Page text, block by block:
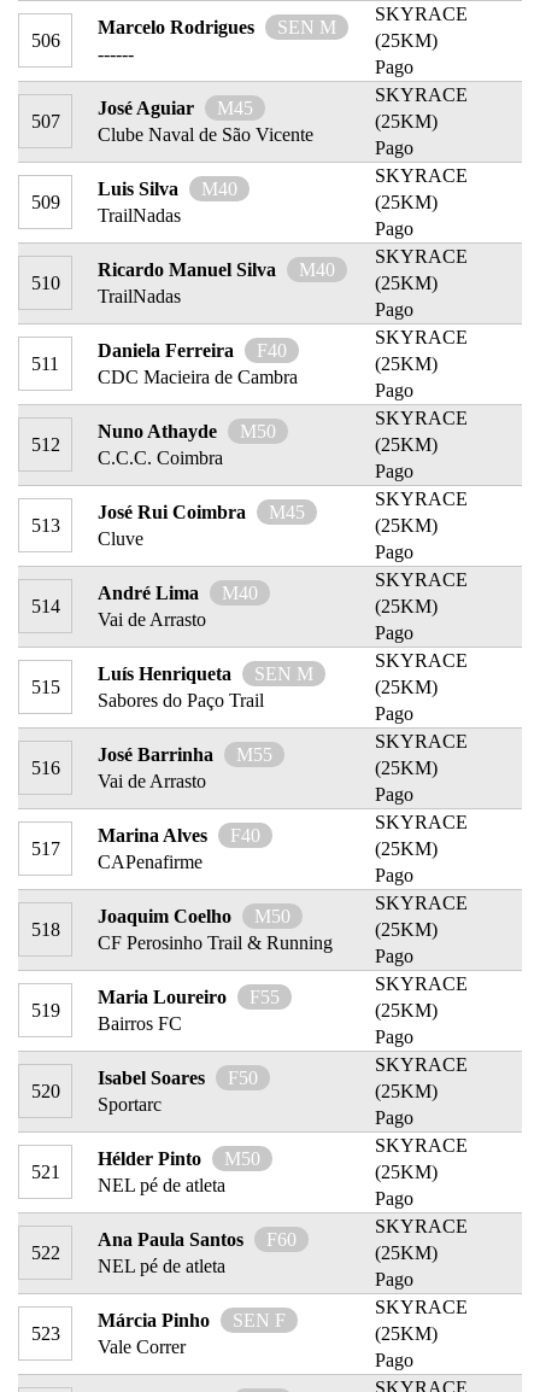
506
Marcelo Rodrigues
SEN M
------
SKYRACE
(25KM)
Pago
507
José Aguiar
M45
Clube Naval de São Vicente
SKYRACE
(25KM)
Pago
509
Luis Silva
M40
TrailNadas
SKYRACE
(25KM)
Pago
510
Ricardo Manuel Silva
M40
TrailNadas
SKYRACE
(25KM)
Pago
511
Daniela Ferreira
F40
CDC Macieira de Cambra
SKYRACE
(25KM)
Pago
512
Nuno Athayde
M50
C.C.C. Coimbra
SKYRACE
(25KM)
Pago
513
José Rui Coimbra
M45
Cluve
SKYRACE
(25KM)
Pago
514
André Lima
M40
Vai de Arrasto
SKYRACE
(25KM)
Pago
515
Luís Henriqueta
SEN M
Sabores do Paço Trail
SKYRACE
(25KM)
Pago
516
José Barrinha
M55
Vai de Arrasto
SKYRACE
(25KM)
Pago
517
Marina Alves
F40
CAPenafirme
SKYRACE
(25KM)
Pago
518
Joaquim Coelho
M50
CF Perosinho Trail & Running
SKYRACE
(25KM)
Pago
519
Maria Loureiro
F55
Bairros FC
SKYRACE
(25KM)
Pago
520
Isabel Soares
F50
Sportarc
SKYRACE
(25KM)
Pago
521
Hélder Pinto
M50
NEL pé de atleta
SKYRACE
(25KM)
Pago
522
Ana Paula Santos
F60
NEL pé de atleta
SKYRACE
(25KM)
Pago
523
Márcia Pinho
SEN F
Vale Correr
SKYRACE
(25KM)
Pago
SKYRACE